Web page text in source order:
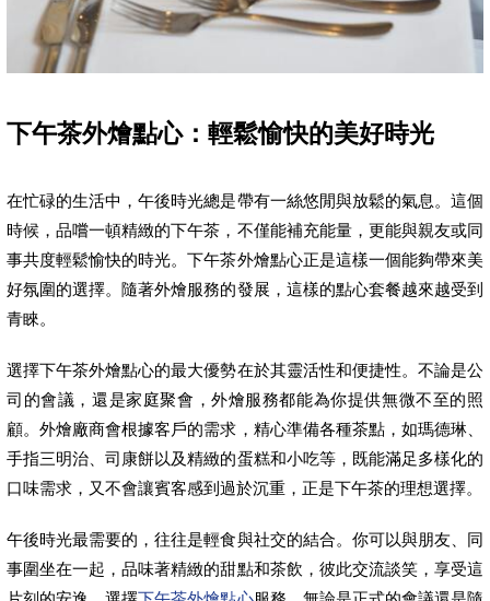
下午茶外燴點心：輕鬆愉快的美好時光
在忙碌的生活中，午後時光總是帶有一絲悠閒與放鬆的氣息。這個
時候，品嚐一頓精緻的下午茶，不僅能補充能量，更能與親友或同
事共度輕鬆愉快的時光。下午茶外燴點心正是這樣一個能夠帶來美
好氛圍的選擇。隨著外燴服務的發展，這樣的點心套餐越來越受到
青睞。
選擇下午茶外燴點心的最大優勢在於其靈活性和便捷性。不論是公
司的會議，還是家庭聚會，外燴服務都能為你提供無微不至的照
顧。外燴廠商會根據客戶的需求，精心準備各種茶點，如瑪德琳、
手指三明治、司康餅以及精緻的蛋糕和小吃等，既能滿足多樣化的
口味需求，又不會讓賓客感到過於沉重，正是下午茶的理想選擇。
午後時光最需要的，往往是輕食與社交的結合。你可以與朋友、同
事圍坐在一起，品味著精緻的甜點和茶飲，彼此交流談笑，享受這